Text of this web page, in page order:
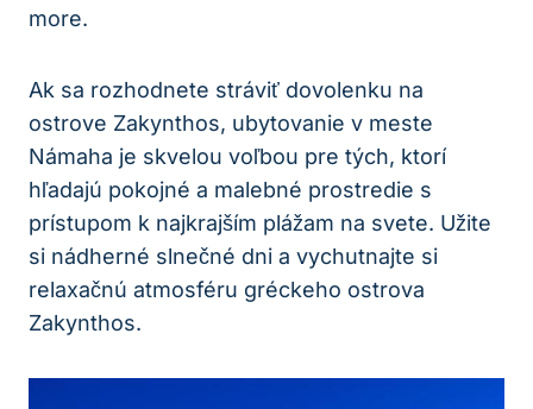
more.
Ak sa rozhodnete stráviť dovolenku na
ostrove Zakynthos, ubytovanie v meste
Námaha je skvelou voľbou pre tých, ktorí
hľadajú pokojné a malebné prostredie s
prístupom k najkrajším plážam na svete. Užite
si nádherné slnečné dni a vychutnajte si
relaxačnú atmosféru gréckeho ostrova
Zakynthos.